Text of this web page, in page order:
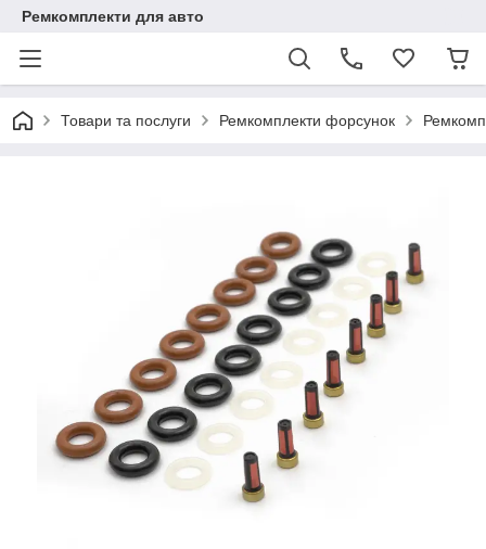
Ремкомплекти для авто
Товари та послуги Ремкомплекти форсунок